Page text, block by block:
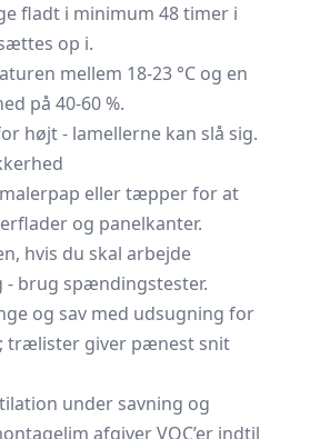
fladt i minimum 48 timer i
op i.
mellem 18-23 °C og en
på 40-60 %.
højt - lamellerne kan slå sig.
eller tæpper for at
og panelkanter.
hvis du skal arbejde
- brug spændingstester.
og sav med udsugning for
trælister giver pænest snit
under savning og
afgiver VOC’er indtil